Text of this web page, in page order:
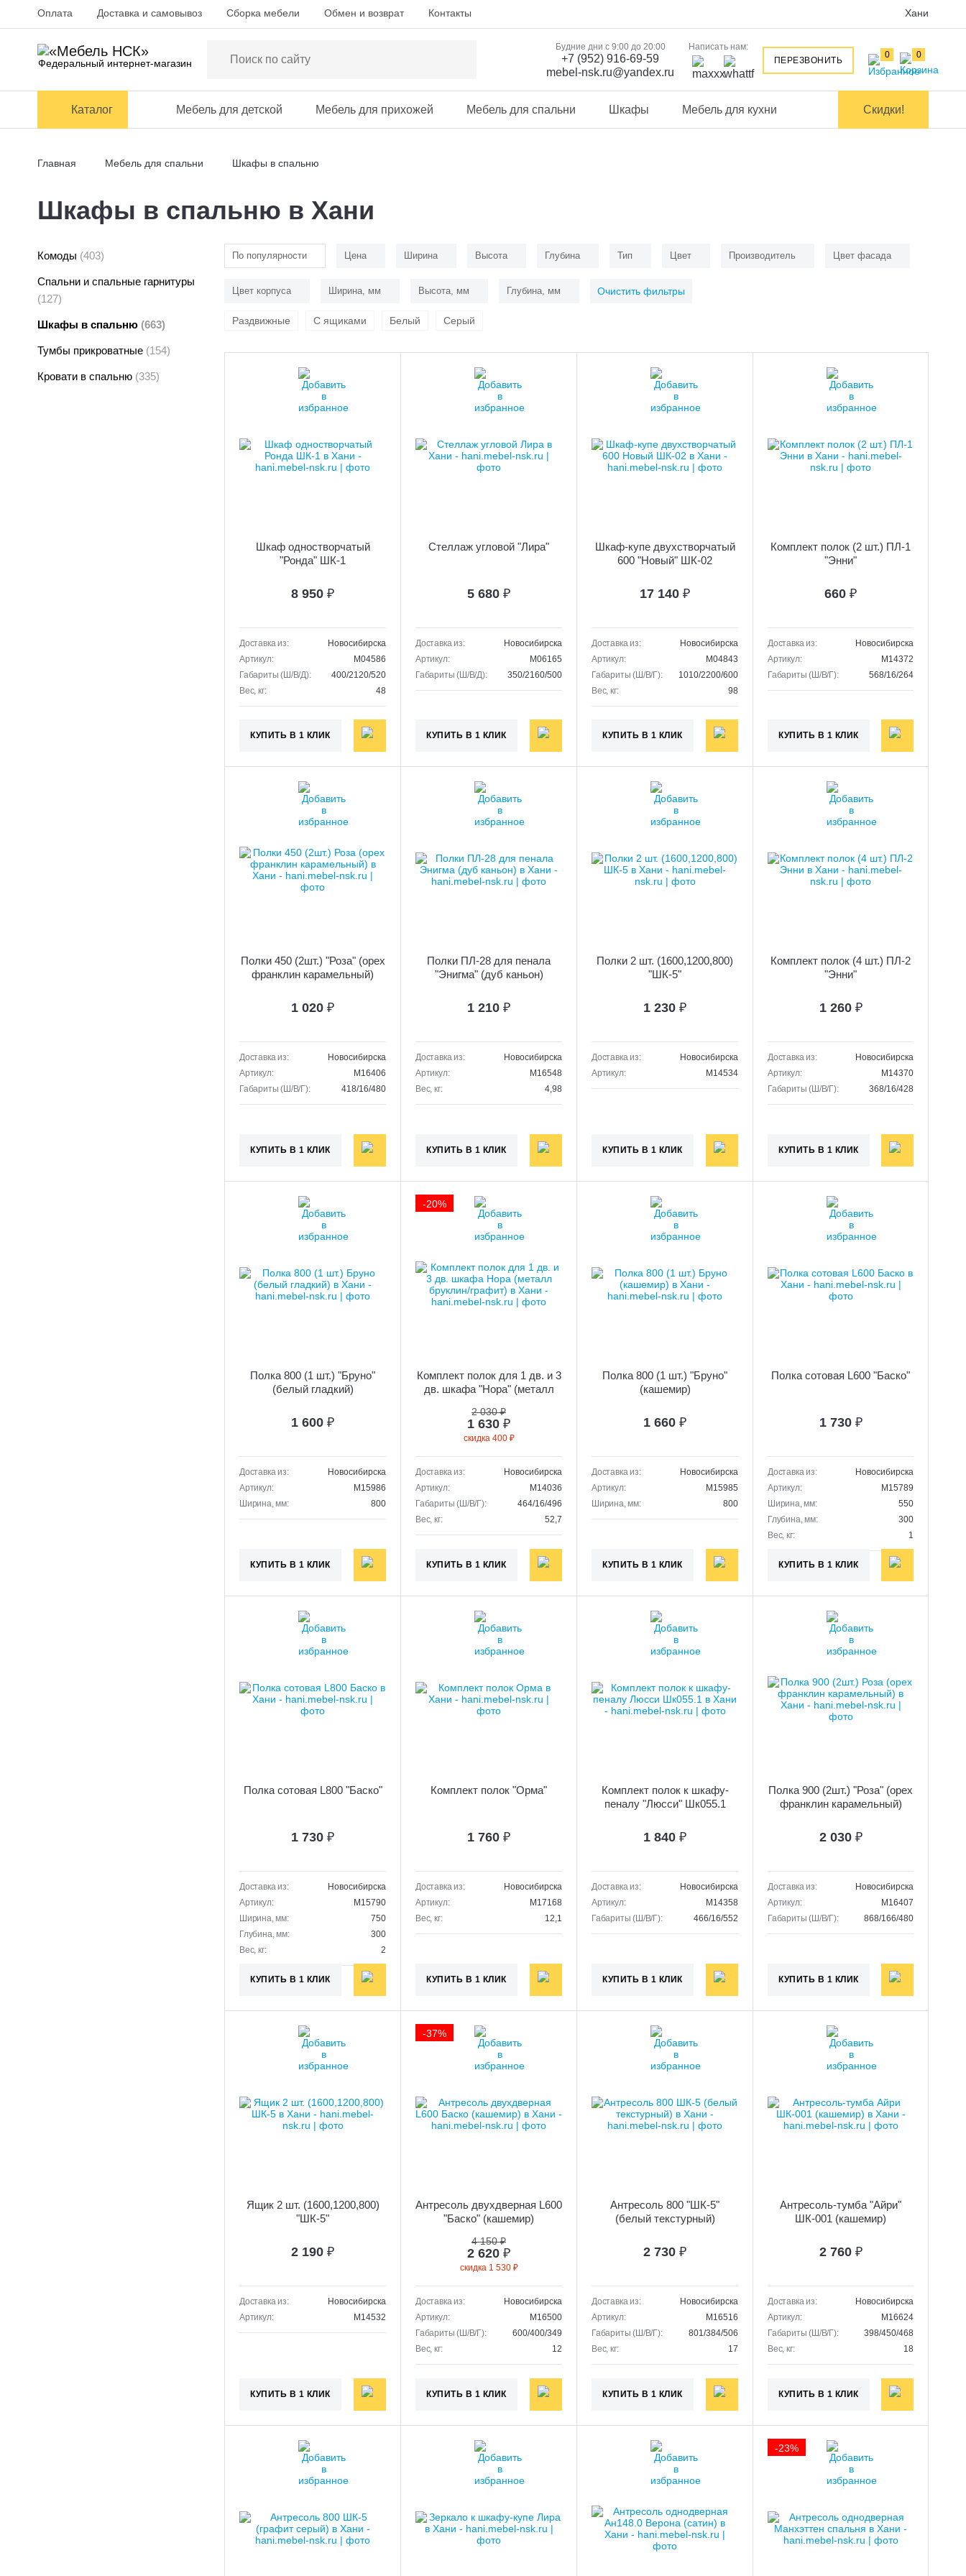
Оплата Доставка и самовывоз Сборка мебели Обмен и возврат Контакты Хани
Федеральный интернет-магазин
0 0
ПЕРЕЗВОНИТЬ
Написать нам:
Будние дни с 9:00 до 20:00
+7 (952) 916-69-59
mebel-nsk.ru@yandex.ru
Каталог Мебель для детской Мебель для прихожей Мебель для спальни Шкафы Мебель для кухни Скидки!
Главная Мебель для спальни Шкафы в спальню
Шкафы в спальню в Хани
Комоды (403)
Спальни и спальные гарнитуры
(127)
Шкафы в спальню (663)
Тумбы прикроватные (154)
Кровати в спальню (335)
По популярности Цена Ширина Высота Глубина Тип Цвет Производитель Цвет фасада
Цвет корпуса Ширина, мм Высота, мм Глубина, мм Очистить фильтры
Раздвижные С ящиками Белый Серый
Шкаф одностворчатый
"Ронда" ШК-1
8 950 ₽
Доставка из:
Новосибирска
Артикул:
M04586
Габариты (Ш/В/Д):
400/2120/520
Вес, кг:
48
КУПИТЬ В 1 КЛИК
Стеллаж угловой "Лира"
5 680 ₽
Доставка из:
Новосибирска
Артикул:
M06165
Габариты (Ш/В/Д):
350/2160/500
КУПИТЬ В 1 КЛИК
Шкаф-купе двухстворчатый
600 "Новый" ШК-02
17 140 ₽
Доставка из:
Новосибирска
Артикул:
M04843
Габариты (Ш/В/Г):
1010/2200/600
Вес, кг:
98
КУПИТЬ В 1 КЛИК
Комплект полок (2 шт.) ПЛ-1
"Энни"
660 ₽
Доставка из:
Новосибирска
Артикул:
M14372
Габариты (Ш/В/Г):
568/16/264
КУПИТЬ В 1 КЛИК
Полки 450 (2шт.) "Роза" (орех
франклин карамельный)
1 020 ₽
Доставка из:
Новосибирска
Артикул:
M16406
Габариты (Ш/В/Г):
418/16/480
КУПИТЬ В 1 КЛИК
Полки ПЛ-28 для пенала
"Энигма" (дуб каньон)
1 210 ₽
Доставка из:
Новосибирска
Артикул:
M16548
Вес, кг:
4,98
КУПИТЬ В 1 КЛИК
Полки 2 шт. (1600,1200,800)
"ШК-5"
1 230 ₽
Доставка из:
Новосибирска
Артикул:
M14534
КУПИТЬ В 1 КЛИК
Комплект полок (4 шт.) ПЛ-2
"Энни"
1 260 ₽
Доставка из:
Новосибирска
Артикул:
M14370
Габариты (Ш/В/Г):
368/16/428
КУПИТЬ В 1 КЛИК
Полка 800 (1 шт.) "Бруно"
(белый гладкий)
1 600 ₽
Доставка из:
Новосибирска
Артикул:
M15986
Ширина, мм:
800
КУПИТЬ В 1 КЛИК
Комплект полок для 1 дв. и 3
дв. шкафа "Нора" (металл
2 030 ₽
1 630 ₽
скидка 400 ₽
Доставка из:
Новосибирска
Артикул:
M14036
Габариты (Ш/В/Г):
464/16/496
Вес, кг:
52,7
КУПИТЬ В 1 КЛИК
-20%
Полка 800 (1 шт.) "Бруно"
(кашемир)
1 660 ₽
Доставка из:
Новосибирска
Артикул:
M15985
Ширина, мм:
800
КУПИТЬ В 1 КЛИК
Полка сотовая L600 "Баско"
1 730 ₽
Доставка из:
Новосибирска
Артикул:
M15789
Ширина, мм:
550
Глубина, мм:
300
Вес, кг:
1
КУПИТЬ В 1 КЛИК
Полка сотовая L800 "Баско"
1 730 ₽
Доставка из:
Новосибирска
Артикул:
M15790
Ширина, мм:
750
Глубина, мм:
300
Вес, кг:
2
КУПИТЬ В 1 КЛИК
Комплект полок "Орма"
1 760 ₽
Доставка из:
Новосибирска
Артикул:
M17168
Вес, кг:
12,1
КУПИТЬ В 1 КЛИК
Комплект полок к шкафу-
пеналу "Люсси" Шк055.1
1 840 ₽
Доставка из:
Новосибирска
Артикул:
M14358
Габариты (Ш/В/Г):
466/16/552
КУПИТЬ В 1 КЛИК
Полка 900 (2шт.) "Роза" (орех
франклин карамельный)
2 030 ₽
Доставка из:
Новосибирска
Артикул:
M16407
Габариты (Ш/В/Г):
868/166/480
КУПИТЬ В 1 КЛИК
Ящик 2 шт. (1600,1200,800)
"ШК-5"
2 190 ₽
Доставка из:
Новосибирска
Артикул:
M14532
КУПИТЬ В 1 КЛИК
Антресоль двухдверная L600
"Баско" (кашемир)
4 150 ₽
2 620 ₽
скидка 1 530 ₽
Доставка из:
Новосибирска
Артикул:
M16500
Габариты (Ш/В/Г):
600/400/349
Вес, кг:
12
КУПИТЬ В 1 КЛИК
-37%
Антресоль 800 "ШК-5"
(белый текстурный)
2 730 ₽
Доставка из:
Новосибирска
Артикул:
M16516
Габариты (Ш/В/Г):
801/384/506
Вес, кг:
17
КУПИТЬ В 1 КЛИК
Антресоль-тумба "Айри"
ШК-001 (кашемир)
2 760 ₽
Доставка из:
Новосибирска
Артикул:
M16624
Габариты (Ш/В/Г):
398/450/468
Вес, кг:
18
КУПИТЬ В 1 КЛИК
-23%